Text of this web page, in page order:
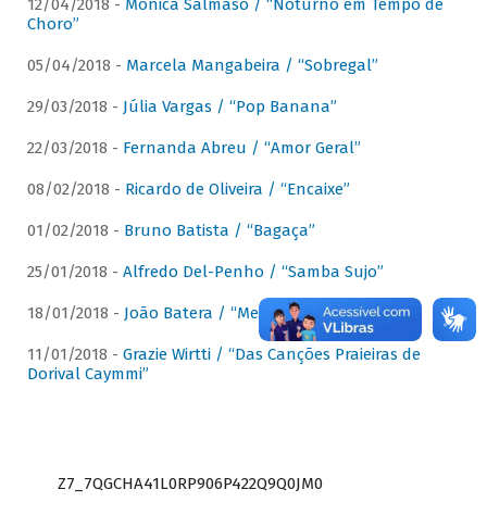
12/04/2018 - Mônica Salmaso / “Noturno em Tempo de
Choro”
05/04/2018 - Marcela Mangabeira / “Sobregal”
29/03/2018 - Júlia Vargas / “Pop Banana”
22/03/2018 - Fernanda Abreu / “Amor Geral”
08/02/2018 - Ricardo de Oliveira / “Encaixe”
01/02/2018 - Bruno Batista / “Bagaça”
25/01/2018 - Alfredo Del-Penho / “Samba Sujo”
18/01/2018 - João Batera / “Meu Pandeiro”
11/01/2018 - Grazie Wirtti / “Das Canções Praieiras de
Dorival Caymmi”
Z7_7QGCHA41L0RP906P422Q9Q0JM0